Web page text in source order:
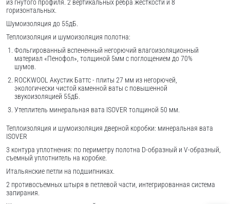
из гнутого профиля. 2 вертикальных ребра жесткости и 8
горизонтальных.
Шумоизоляция до 55дБ.
Теплоизоляция и шумоизоляция полотна:
Фольгированный вспененный негорючий влагоизоляционный
материал «Пенофол», толщиной 5мм с поглощением до 70%
шумов.
ROCKWOOL Акустик Баттс - плиты 27 мм из негорючей,
экологически чистой каменной ваты с повышенной
звукоизоляцией 55дБ.
Утеплитель минеральная вата ISOVER толщиной 50 мм.
Теплоизоляция и шумоизоляция дверной коробки: минеральная вата
ISOVER
3 контура уплотнения: по периметру полотна D-образный и V-образный,
съемный уплотнитель на коробке.
Итальянские петли на подшипниках.
2 противосъемных штыря в петлевой части, интегрированная система
запирания.